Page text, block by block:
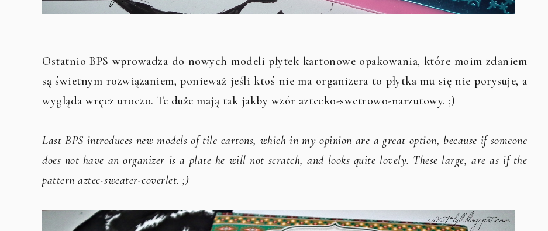
Ostatnio BPS wprowadza do nowych modeli płytek kartonowe opakowania, które moim zdaniem
są świetnym rozwiązaniem, ponieważ jeśli ktoś nie ma organizera to płytka mu się nie porysuje, a
wygląda wręcz uroczo. Te duże mają tak jakby wzór aztecko-swetrowo-narzutowy. ;)
Last BPS introduces new models of tile cartons, which in my opinion are a great option, because if someone
does not have an organizer is a plate he will not scratch, and looks quite lovely. These large, are as if the
pattern aztec-sweater-coverlet. ;)